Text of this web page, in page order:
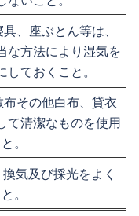
、座ぶとん等は、
な方法により湿気を
ておくこと。
その他白布、貸衣
て清潔なものを使用
。
気及び採光をよく
。